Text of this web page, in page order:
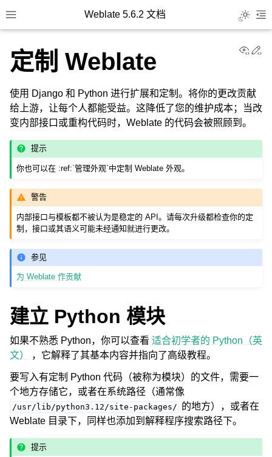
Toggle site navigation sidebar
Weblate 5.6.2 文档 Toggle
navigation of 支持的文件格式
定制 Weblate
使用 Django 和 Python 进行扩展和定制。将你的更改贡献
给上游，让每个人都能受益。这降低了您的维护成本；当改
变内部接口或重构代码时，Weblate 的代码会被照顾到。
提示
你也可以在 :ref:`管理外观`中定制 Weblate 外观。
警告
内部接口与模板都不被认为是稳定的 API。请每次升级都检查你的定
制，接口或其语义可能未经通知就进行更改。
参见
为 Weblate 作贡献
建立 Python 模块
如果不熟悉 Python，你可以查看 适合初学者的 Python（英
文）
，它解释了其基本内容并指向了高级教程。
要写入有定制 Python 代码（被称为模块）的文件，需要一
个地方存储它，或者在系统路径（通常像
/usr/lib/python3.12/site-packages/ 的地方），或者在
Weblate 目录下，同样也添加到解释程序搜索路径下。
提示